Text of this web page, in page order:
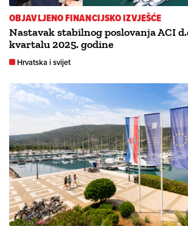
OBJAVLJENO FINANCIJSKO IZVJEŠĆE
Nastavak stabilnog poslovanja ACI
kvartalu 2025. godine
Hrvatska i svijet